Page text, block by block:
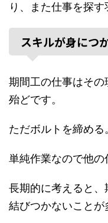
り、また仕事を探す
スキルが身につ
期間工の仕事はそ
殆どです。
ただボルトを締める
単純作業なので他の
長期的に考えると
結びつかないことが